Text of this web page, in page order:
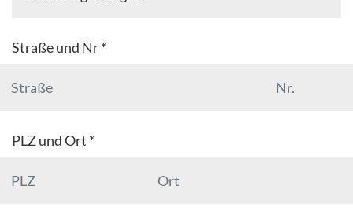
Straße und Nr *
PLZ und Ort *